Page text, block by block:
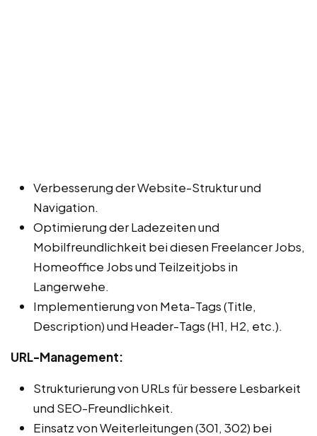
Verbesserung der Website-Struktur und
Navigation.
Optimierung der Ladezeiten und
Mobilfreundlichkeit bei diesen Freelancer Jobs,
Homeoffice Jobs und Teilzeitjobs in
Langerwehe.
Implementierung von Meta-Tags (Title,
Description) und Header-Tags (H1, H2, etc.).
URL-Management:
Strukturierung von URLs für bessere Lesbarkeit
und SEO-Freundlichkeit.
Einsatz von Weiterleitungen (301, 302) bei